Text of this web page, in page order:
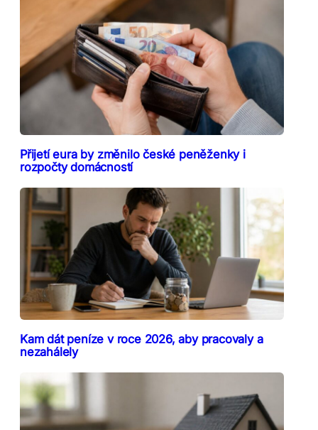
Přijetí eura by změnilo české peněženky i
rozpočty domácností
Kam dát peníze v roce 2026, aby pracovaly a
nezahálely